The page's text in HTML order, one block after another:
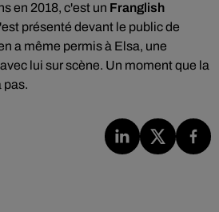
en 2018, c'est un Franglish
présenté devant le public de
a même permis à Elsa, une
lui sur scène. Un moment que la
pas.